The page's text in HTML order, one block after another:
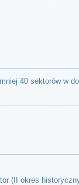
40 sektorów w
(II okres